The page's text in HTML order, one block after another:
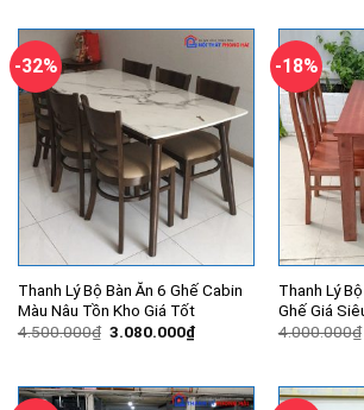
8.550.000₫.
-32%
Thanh Lý Bộ Bàn Ăn 6 Ghế Cabin
Màu Nâu Tồn Kho Giá Tốt
4.500.000₫ Giá
3.080.000₫Giá
hiện
3.080.000₫.
-18%
Thanh Lý
Ghế Giá
4.000.000₫